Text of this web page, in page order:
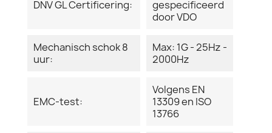
DNV GL Certificering:
gespecificeerd
door VDO
Mechanisch schok 8
uur:
Max: 1G - 25Hz -
2000Hz
EMC-test:
Volgens EN
13309 en ISO
13766